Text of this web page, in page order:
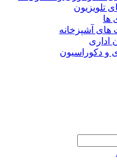
تلویزیون
ها
های آشپزخانه
اداری
و دکوراسیون